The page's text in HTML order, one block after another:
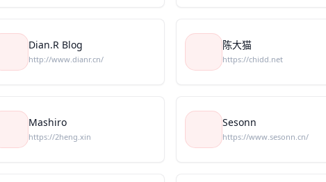
Dian.R Blog
http://www.dianr.cn/
陈大猫
https://chidd.net
Mashiro
https://2heng.xin
Sesonn
https://www.sesonn.cn/